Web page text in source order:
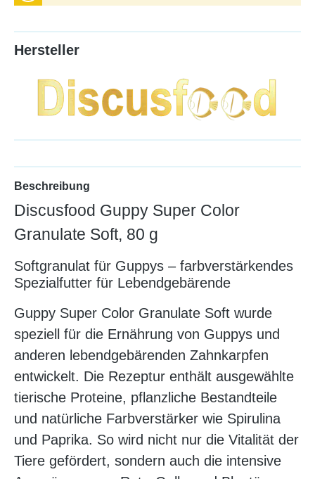
Hersteller
Beschreibung
Discusfood Guppy Super Color
Granulate Soft, 80 g
Softgranulat für Guppys – farbverstärkendes
Spezialfutter für Lebendgebärende
Guppy Super Color Granulate Soft wurde
speziell für die Ernährung von Guppys und
anderen lebendgebärenden Zahnkarpfen
entwickelt. Die Rezeptur enthält ausgewählte
tierische Proteine, pflanzliche Bestandteile
und natürliche Farbverstärker wie Spirulina
und Paprika. So wird nicht nur die Vitalität der
Tiere gefördert, sondern auch die intensive